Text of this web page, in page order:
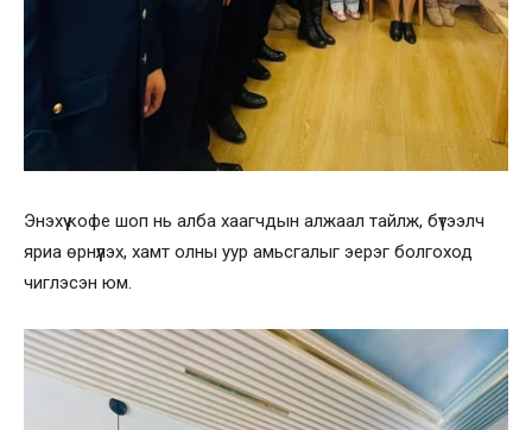
Энэхүү кофе шоп нь алба хаагчдын алжаал тайлж, бүтээлч
яриа өрнүүлэх, хамт олны уур амьсгалыг эерэг болгоход
чиглэсэн юм.